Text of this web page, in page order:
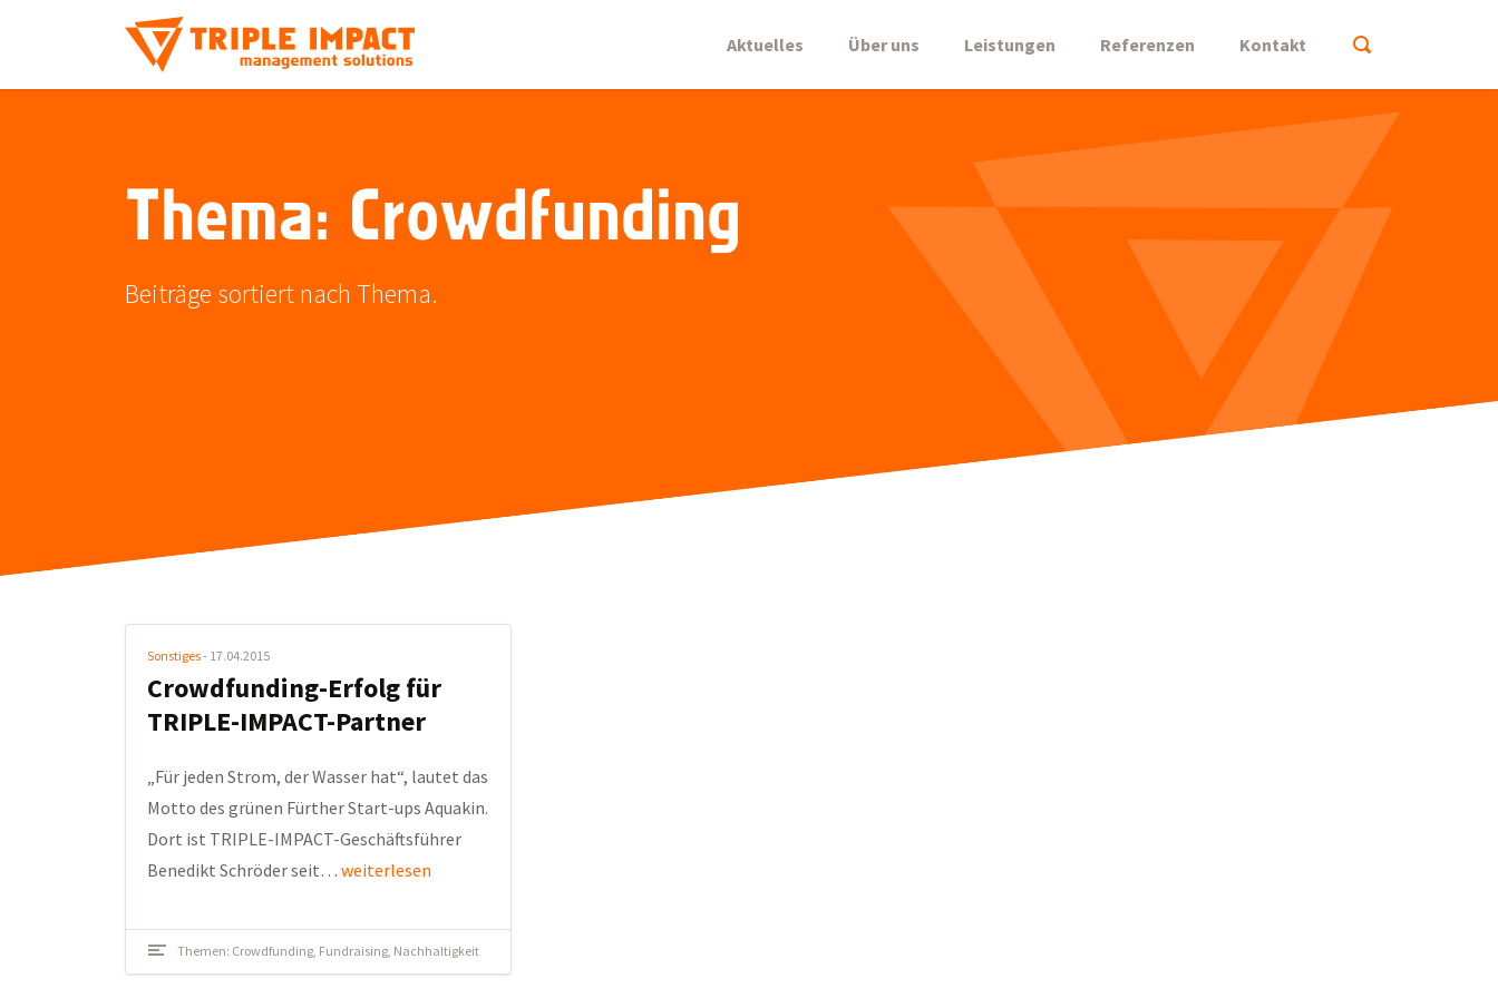
Aktuelles Über uns Leistungen Referenzen Kontakt
Thema: Crowdfunding
Beiträge sortiert nach Thema.
Sonstiges- 17.04.2015
Crowdfunding-Erfolg für
TRIPLE-IMPACT-Partner
„Für jeden Strom, der Wasser hat“, lautet das
Motto des grünen Fürther Start-ups Aquakin.
Dort ist TRIPLE-IMPACT-Geschäftsführer
Benedikt Schröder seit… weiterlesen
Themen: Crowdfunding, Fundraising, Nachhaltigkeit